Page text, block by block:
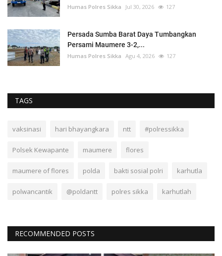
Humas Polres Sikka Jul 30, 2026 127
Persada Sumba Barat Daya Tumbangkan
Persami Maumere 3-2,...
Humas Polres Sikka Agu 4, 2026 127
TAGS
vaksinasi hari bhayangkara ntt #polressikka
Polsek Kewapante maumere flores
maumere of flores polda bakti sosial polri karhutla
polwancantik @poldantt polres sikka karhutlah
RECOMMENDED POSTS